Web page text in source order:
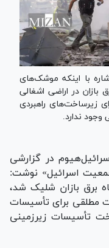
با اینکه موشک‌های
بازان در اراضی اشغالی
زیرساخت‌های راهبردی
ندارد.
در گزارشی
اسرائیل» نوشت:
برق بازان شلیک شد،
مطلقی برای تأسیسات
تأسیسات زیرزمینی